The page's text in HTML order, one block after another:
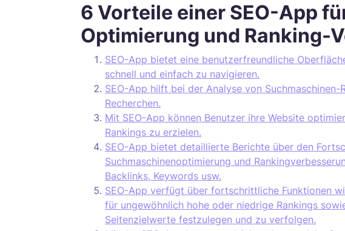
6 Vorteile einer SEO-App
Optimierung und Ranking-
SEO-App bietet eine benutzerfreundliche
schnell und einfach zu navigieren.
SEO-App hilft bei der Analyse von Suchmaschinen-
Recherchen.
Mit SEO-App können Benutzer ihre Website
Rankings zu erzielen.
SEO-App bietet detaillierte Berichte über den
Suchmaschinenoptimierung und
Backlinks, Keywords usw.
SEO-App verfügt über fortschrittliche Funktionen
für ungewöhnlich hohe oder niedrige Rankings
Seitenzielwerte festzulegen und zu verfolgen.